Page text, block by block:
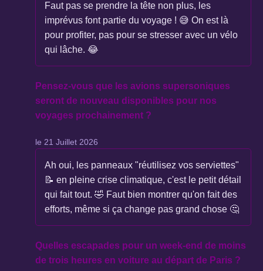
Faut pas se prendre la tête non plus, les
imprévus font partie du voyage ! 😅 On est là
pour profiter, pas pour se stresser avec un vélo
qui lâche. 😂
Pensez-vous que les avions supersoniques
seront de nouveau disponibles pour nos
voyages prochainement ?
le 21 Juillet 2026
Ah oui, les panneaux "réutilisez vos serviettes"
📝 en pleine crise climatique, c'est le petit détail
qui fait tout. 🤣 Faut bien montrer qu'on fait des
efforts, même si ça change pas grand chose 🤔
Quelles escapades pour un week-end de moins
de trois heures en voiture au départ de Paris ?